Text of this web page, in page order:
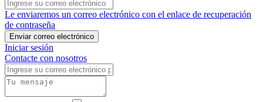
Le enviaremos un correo electrónico con el enlace de recuperación
de contraseña
Enviar correo electrónico
Iniciar sesión
Contacte con nosotros